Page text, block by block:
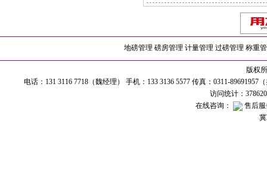
地磅管理 磅房管理 计量管理 过磅管理 称重
版权
电话：131 3116 7718（魏经理） 手机：133 3136 5577 传真：0311-
访问统计：
在线咨询：
售后